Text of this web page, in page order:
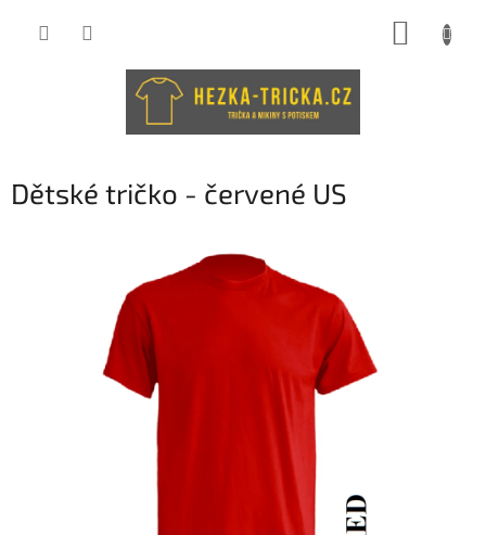
Dětské tričko - červené US